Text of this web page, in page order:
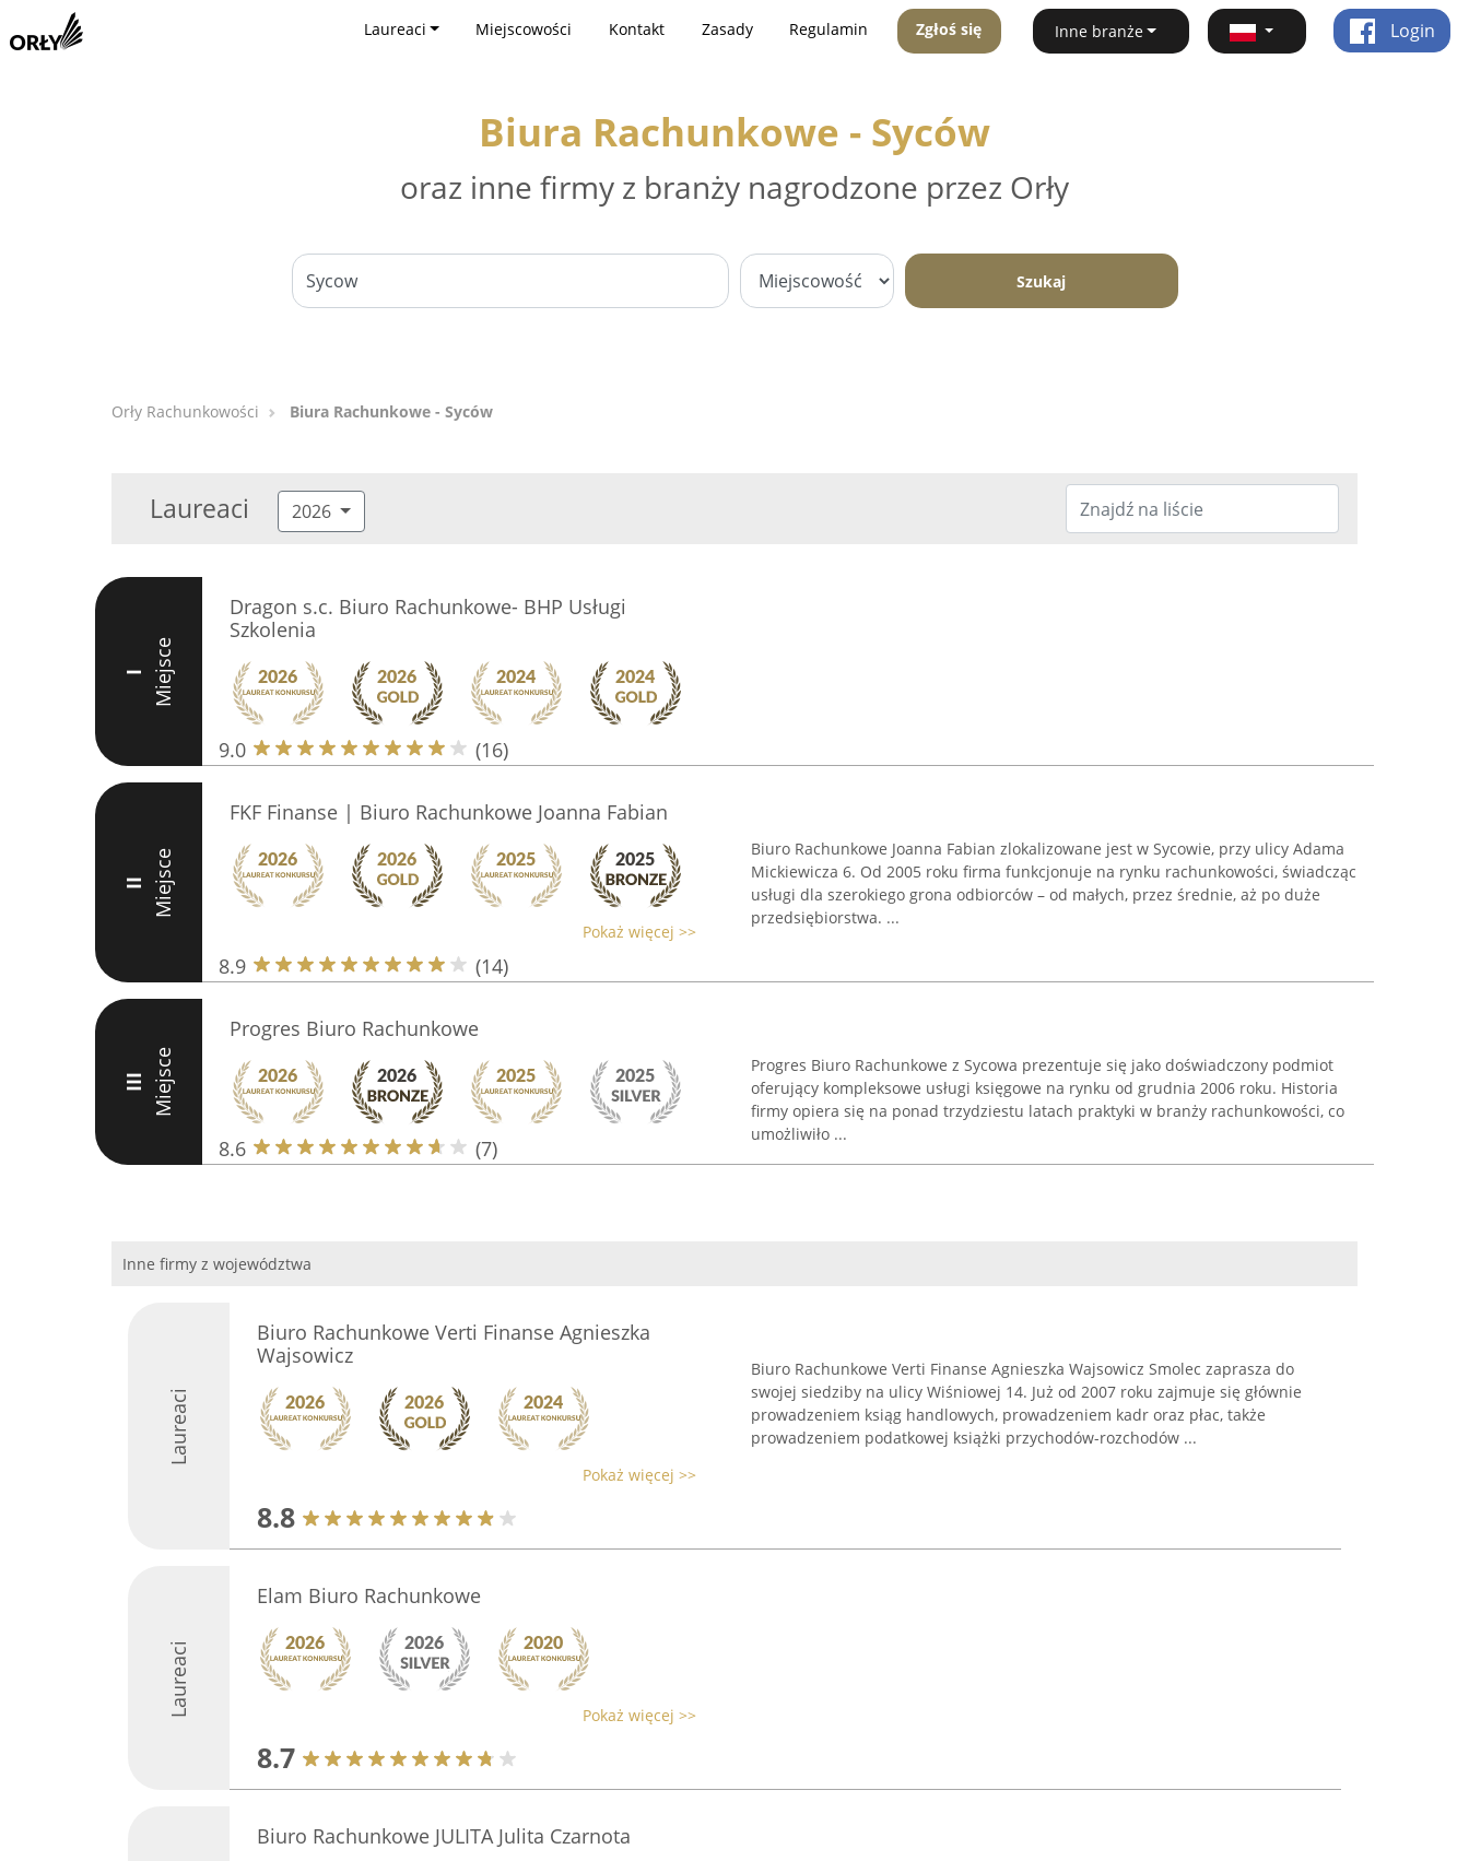
Laureaci Miejscowości Kontakt Zasady Regulamin Zgłoś się Inne branże Login
Biura Rachunkowe - Syców
oraz inne firmy z branży nagrodzone przez Orły
Szukaj
Orły Rachunkowości Biura Rachunkowe - Syców
Laureaci 2026
I Miejsce
Dragon s.c. Biuro Rachunkowe- BHP Usługi
Szkolenia
9.0 (16)
II Miejsce
FKF Finanse | Biuro Rachunkowe Joanna Fabian
Pokaż więcej >>
8.9 (14)
Biuro Rachunkowe Joanna Fabian zlokalizowane jest w Sycowie, przy ulicy Adama
Mickiewicza 6. Od 2005 roku firma funkcjonuje na rynku rachunkowości, świadcząc
usługi dla szerokiego grona odbiorców – od małych, przez średnie, aż po duże
przedsiębiorstwa. ...
III Miejsce
Progres Biuro Rachunkowe
8.6 (7)
Progres Biuro Rachunkowe z Sycowa prezentuje się jako doświadczony podmiot
oferujący kompleksowe usługi księgowe na rynku od grudnia 2006 roku. Historia
firmy opiera się na ponad trzydziestu latach praktyki w branży rachunkowości, co
umożliwiło ...
Inne firmy z województwa
Laureaci
Biuro Rachunkowe Verti Finanse Agnieszka
Wajsowicz
Pokaż więcej >>
8.8
Biuro Rachunkowe Verti Finanse Agnieszka Wajsowicz Smolec zaprasza do
swojej siedziby na ulicy Wiśniowej 14. Już od 2007 roku zajmuje się głównie
prowadzeniem ksiąg handlowych, prowadzeniem kadr oraz płac, także
prowadzeniem podatkowej książki przychodów-rozchodów ...
Laureaci
Elam Biuro Rachunkowe
Pokaż więcej >>
8.7
Biuro Rachunkowe JULITA Julita Czarnota